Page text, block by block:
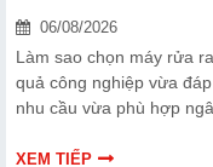
Bạn muốn là người sớm